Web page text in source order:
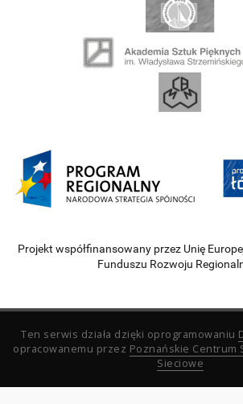
Projekt współfinansowany przez Unię
Funduszu Rozwoju
Ten serwis działa dzięki oprogramowaniu
opracowanemu przez Poznańskie
Sieciowe